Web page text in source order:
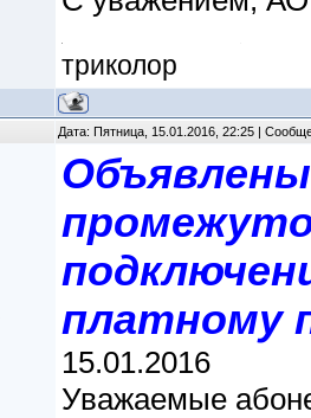
триколор
Дата: Пятница, 15.01.2016, 22:25 |
платному
15.01.2016
Уважаемые